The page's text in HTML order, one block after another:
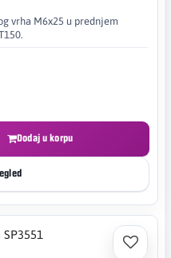
vrha M6x25 u prednjem
Dodaj u korpu